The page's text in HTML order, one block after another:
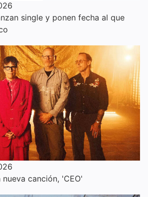
single y ponen fecha al que
canción, 'CEO'